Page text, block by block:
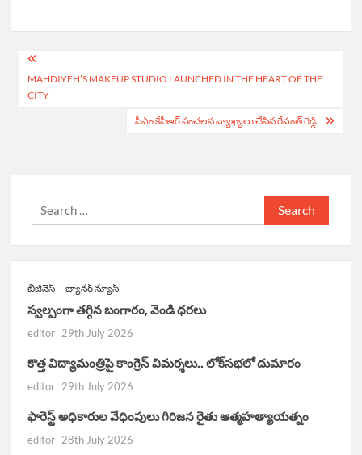
e
o
at
A
itt k
dI
ail ar
Post
navigation
MAHDIYEH’S MAKEUP STUDIO LAUNCHED IN THE HEART OF THE
CITY
సీఎం కేసీఆర్ సంచ‌ల‌న వ్యాఖ్య‌లు చేసిన రేవంత్ రెడ్డి
Search
for:
బిజినెస్ బ్యానర్ న్యూస్
స్వల్పంగా తగ్గిన బంగారం, వెండి ధరలు
editor 29th July 2026
కొత్త విద్యామంత్రిపై కాంగ్రెస్ విమర్శలు.. లోక్‌సభలో దుమారం
editor 29th July 2026
ఫారెస్ట్ అధికారుల వేధింపులు గిరిజన రైతు ఆత్మహత్యాయత్నం
editor 28th July 2026